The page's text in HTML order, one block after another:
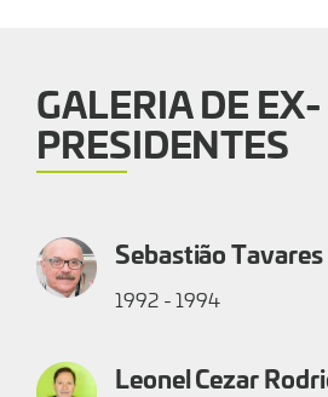
GALERIA DE EX-
PRESIDENTES
Sebastião
1992 - 1994
Leonel Cezar